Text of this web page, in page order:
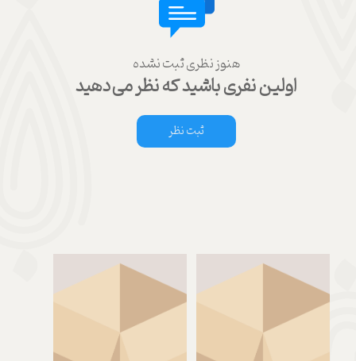
هنوز نظری ثبت نشده
اولین نفری باشید که نظر می‌دهید
ثبت نظر